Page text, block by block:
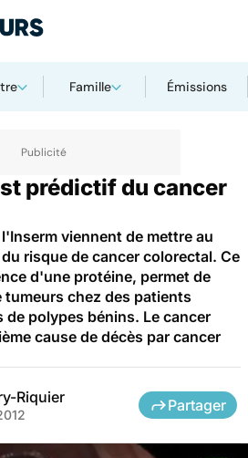
Famille Émissions
Cancer
prédictif du cancer
viennent de mettre au
risque de cancer colorectal. Ce
d'une protéine, permet de
tumeurs chez des patients
de polypes bénins. Le cancer
cause de décès par cancer
Riquier Partager